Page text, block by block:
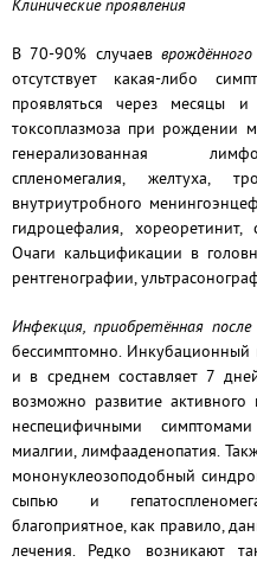
Клинические проявления
В 70-90% случаев
отсутствует какая-либо
проявляться через месяцы
токсоплазмоза при рождении
генерализованная
спленомегалия, желтуха,
внутриутробного
гидроцефалия,
Очаги кальцификации в
рентгенографии,
Инфекция, приобретённая
бессимптомно.
и в среднем составляет 7
возможно развитие активного
неспецифичными
миалгии, лимфааденопатия.
мононуклеозоподобный
сыпью и
благоприятное, как правило,
лечения. Редко возникают